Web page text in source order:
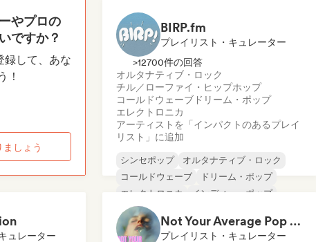
やプロの
ですか？
録して、あな
！
しょう
BIRP.fm
プレイリスト・キュレーター
>12700件の回答
オルタナティブ・ロック
チル／ローファイ・ヒップホップ
コールドウェーブ ドリーム・ポップ
エレクトロニカ
アーティストを「インパクトのあるプレイ
リスト」に追加
シンセポップ
オルタナティブ・ロック
コールドウェーブ
ドリーム・ポップ
エレクトロニカ
インディー・ポップ
インディー・ロック
インストゥルメンタル
ュレーター
Not Your Average Pop 🛸 Art Pop, Alt-Pop & Indie Pop
プレイリスト・キュレーター